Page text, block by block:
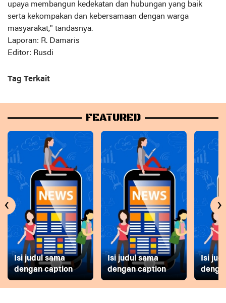
upaya membangun kedekatan dan hubungan yang baik
serta kekompakan dan kebersamaan dengan warga
masyarakat," tandasnya.
Laporan: R. Damaris
Editor: Rusdi
Tag Terkait
FEATURED
Isi judul sama
dengan caption
Isi judul sama
dengan caption
Isi
‹ ›